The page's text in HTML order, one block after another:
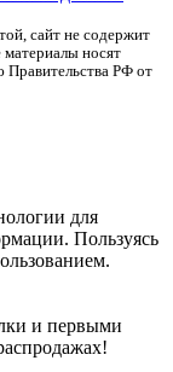
сайт не содержит
носят
Правительства РФ от
для
Пользуясь
и первыми